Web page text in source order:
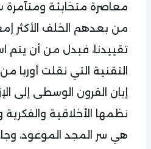
معاصرة متخابثة ومتآمرة
من بعدهم الخلف الأكثر
تقييدنا، فبدل من أن يتم
التقنية التي نقلت أوربا
إبان القرون الوسطى إلى
نظمها الأخلاقية والفكرية
هي سر المجد الموعود،